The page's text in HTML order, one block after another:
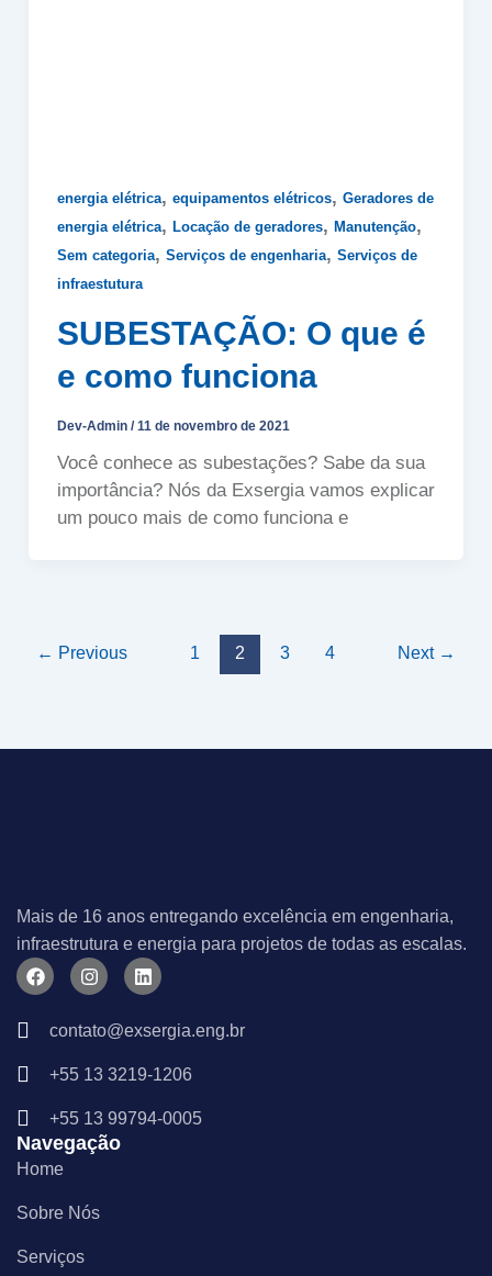
energia elétrica, equipamentos elétricos, Geradores de
energia elétrica, Locação de geradores, Manutenção,
Sem categoria, Serviços de engenharia, Serviços de
infraestutura
SUBESTAÇÃO: O que é
e como funciona
Dev-Admin /11 de novembro de 2021
Você conhece as subestações? Sabe da sua
importância? Nós da Exsergia vamos explicar
um pouco mais de como funciona e
← Previous 1 2 3 4 Next →
Mais de 16 anos entregando excelência em engenharia,
infraestrutura e energia para projetos de todas as escalas.
F
a
I
n
t
a
r
m
L
i
k
e
i
contato@exsergia.eng.br
+55 13 3219-1206
+55 13 99794-0005
Navegação
Home
Sobre Nós
Serviços